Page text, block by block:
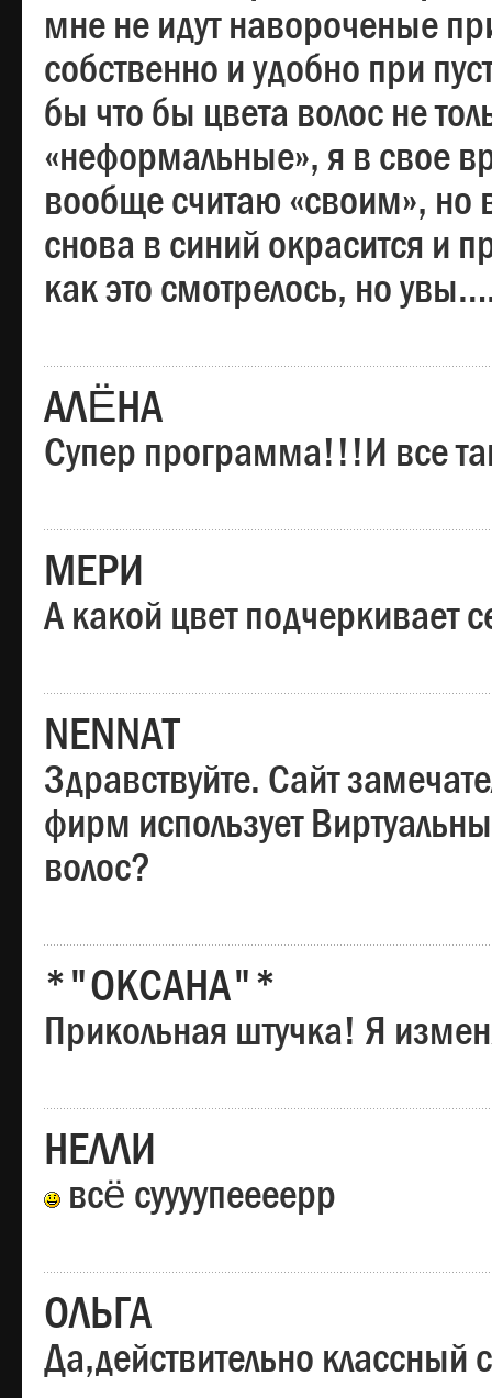
мне не идут навороченые
собственно и удобно при
бы что бы цвета волос не
«неформальные», я в свое
вообще считаю «своим», но
снова в синий окрасится и
как это смотрелось, но
АЛЁНА
Супер программа!!!И все
МЕРИ
А какой цвет подчеркивает
NENNAT
Здравствуйте. Сайт
фирм использует
волос?
*"ОКСАНА"*
Прикольная штучка! Я
НЕЛЛИ
всё суууупеееерр
ОЛЬГА
Да,действительно классный